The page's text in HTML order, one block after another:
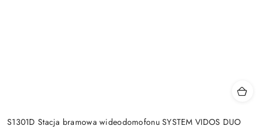
S1301D Stacja bramowa wideodomofonu SYSTEM VIDOS DUO